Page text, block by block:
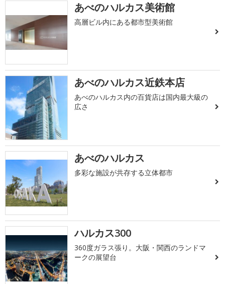
あべのハルカス美術館
高層ビル内にある都市型美術館
あべのハルカス近鉄本店
あべのハルカス内の百貨店は国内最大級の
広さ
あべのハルカス
多彩な施設が共存する立体都市
ハルカス300
360度ガラス張り。大阪・関西のランドマ
ークの展望台